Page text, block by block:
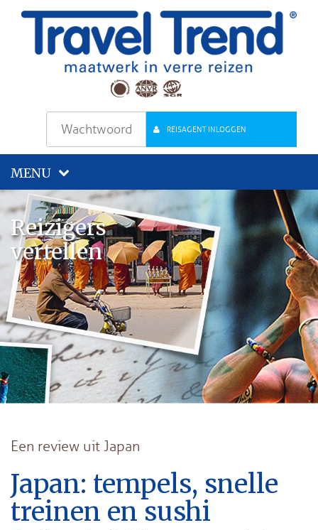
REISAGENT INLOGGEN
MENU
Reizigers
vertellen
Een review uit Japan
Japan: tempels, snelle
treinen en sushi